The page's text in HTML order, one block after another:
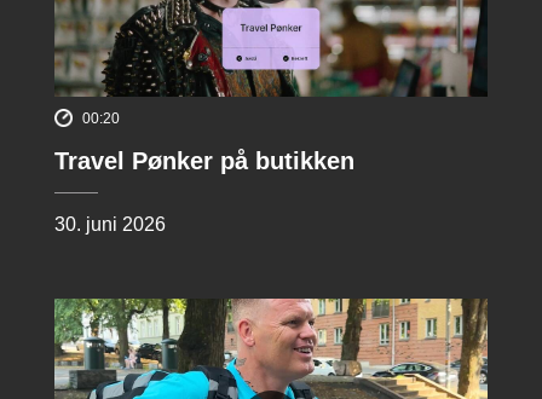
00:20
Travel Pønker på butikken
30. juni 2026